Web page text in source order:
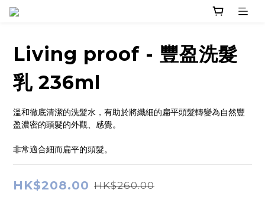
Living proof - 豐盈洗髮
乳 236ml
溫和徹底清潔的洗髮水，有助於將纖細的扁平頭髮轉變為自然豐
盈濃密的頭髮的外觀、感覺。
非常適合細而扁平的頭髮。
HK$208.00 HK$260.00